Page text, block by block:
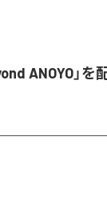
ANOYO」を